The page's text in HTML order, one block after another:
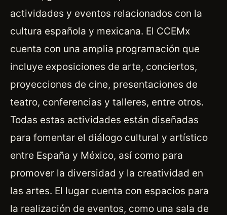
actividades y eventos relacionados con la
cultura española y mexicana. El CCEMx
cuenta con una amplia programación que
incluye exposiciones de arte, conciertos,
proyecciones de cine, presentaciones de
teatro, conferencias y talleres, entre otros.
Todas estas actividades están diseñadas
para fomentar el diálogo cultural y artístico
entre España y México, así como para
promover la diversidad y la creatividad en
las artes. El lugar cuenta con espacios para
la realización de eventos, como una sala de